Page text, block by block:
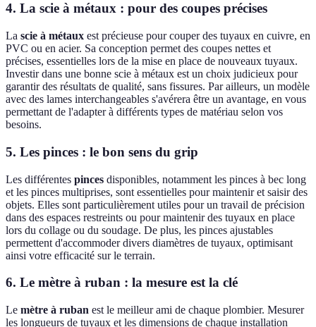
4. La scie à métaux : pour des coupes précises
La scie à métaux est précieuse pour couper des tuyaux en cuivre, en
PVC ou en acier. Sa conception permet des coupes nettes et
précises, essentielles lors de la mise en place de nouveaux tuyaux.
Investir dans une bonne scie à métaux est un choix judicieux pour
garantir des résultats de qualité, sans fissures. Par ailleurs, un modèle
avec des lames interchangeables s'avérera être un avantage, en vous
permettant de l'adapter à différents types de matériau selon vos
besoins.
5. Les pinces : le bon sens du grip
Les différentes pinces disponibles, notamment les pinces à bec long
et les pinces multiprises, sont essentielles pour maintenir et saisir des
objets. Elles sont particulièrement utiles pour un travail de précision
dans des espaces restreints ou pour maintenir des tuyaux en place
lors du collage ou du soudage. De plus, les pinces ajustables
permettent d'accommoder divers diamètres de tuyaux, optimisant
ainsi votre efficacité sur le terrain.
6. Le mètre à ruban : la mesure est la clé
Le mètre à ruban est le meilleur ami de chaque plombier. Mesurer
les longueurs de tuyaux et les dimensions de chaque installation